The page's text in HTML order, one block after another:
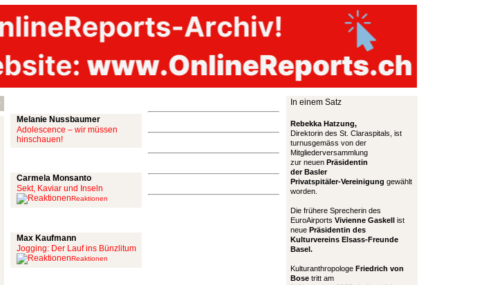
Melanie Nussbaumer
Adolescence – wir müssen
hinschauen!
Carmela Monsanto
Sekt, Kaviar und Inseln
Reaktionen
Max Kaufmann
Jogging: Der Lauf ins Bünzlitum
Reaktionen
In einem Satz
Rebekka Hatzung,
Direktorin des St. Claraspitals, ist
turnusgemäss von der
Mitgliederversammlung
zur neuen Präsidentin
der Basler
Privatspitäler-Vereinigung gewählt
worden.
Die frühere Sprecherin des
EuroAirports Vivienne Gaskell ist
neue Präsidentin des
Kulturvereins Elsass-Freunde
Basel.
Kulturanthropologe Friedrich von
Bose tritt am